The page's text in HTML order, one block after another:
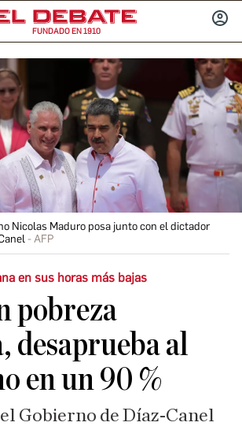
FUNDADO EN 1910
Nicolas Maduro posa junto con el dictador
AFP
en sus horas más bajas
pobreza
desaprueba al
en un 90 %
Gobierno de Díaz-Canel